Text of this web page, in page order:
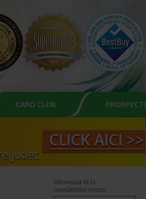
CARD CLUB PROSPECTE
Aboneaza-te la
newsletterul nostru